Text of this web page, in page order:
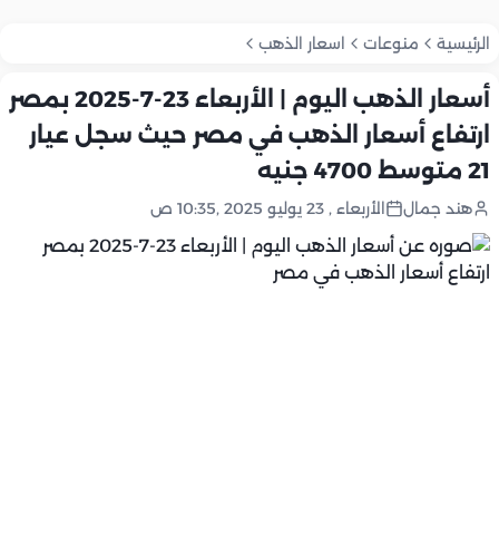
الرئيسية منوعات اسعار الذهب
أسعار الذهب اليوم | الأربعاء 23-7-2025 بمصر
ارتفاع أسعار الذهب في مصر حيث سجل عيار
21 متوسط 4700 جنيه
هند جمال الأربعاء , 23 يوليو 2025 ,10:35 ص